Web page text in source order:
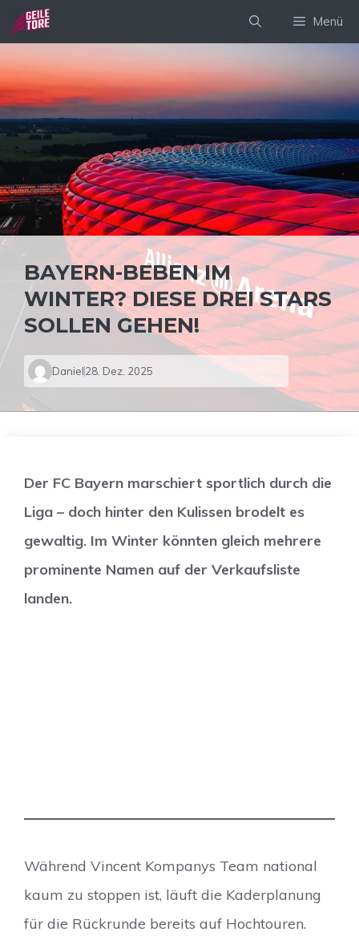
Zum
Inhalt
springen
Menü
BAYERN-BEBEN IM
WINTER? DIESE DREI STARS
SOLLEN GEHEN!
Daniel28. Dez. 2025
Der FC Bayern marschiert sportlich durch die
Liga – doch hinter den Kulissen brodelt es
gewaltig. Im Winter könnten gleich mehrere
prominente Namen auf der Verkaufsliste
landen.
Während Vincent Kompanys Team national
kaum zu stoppen ist, läuft die Kaderplanung
für die Rückrunde bereits auf Hochtouren.